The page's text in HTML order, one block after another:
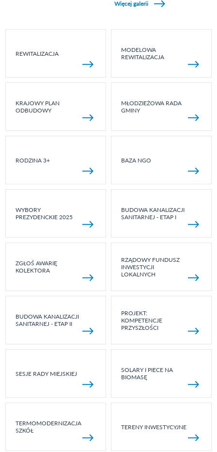
Więcej galerii
REWITALIZACJA
MODELOWA
REWITALIZACJA
KRAJOWY PLAN
ODBUDOWY
MŁODZIEŻOWA RADA
GMINY
RODZINA 3+ BAZA NGO
WYBORY
PREZYDENCKIE 2025
BUDOWA KANALIZACJI
SANITARNEJ - ETAP I
ZGŁOŚ AWARIĘ
KOLEKTORA
RZĄDOWY FUNDUSZ
INWESTYCJI
LOKALNYCH
BUDOWA KANALIZACJI
SANITARNEJ - ETAP II
PROJEKT:
KOMPETENCJE
PRZYSZŁOŚCI
SESJE RADY MIEJSKIEJ
SOLARY I PIECE NA
BIOMASĘ
TERMOMODERNIZACJA
SZKÓŁ
TERENY INWESTYCYJNE